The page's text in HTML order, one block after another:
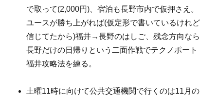
で取って(2,000円)、宿泊も長野市内で仮押さえ。
ユースが勝ち上がれば(仮定形で書いているけれど
信じてたから)福井→長野のはしご、残念方向なら
長野だけの日帰りという二面作戦でテクノポート
福井攻略法を練る。
土曜11時に向けて公共交通機関で行くのは11月の